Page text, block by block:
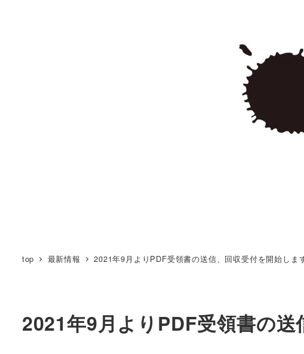
top 最新情報 2021年9月よりPDF受領書の送信、回収受付を開始しま
2021年9月よりPDF受領書の